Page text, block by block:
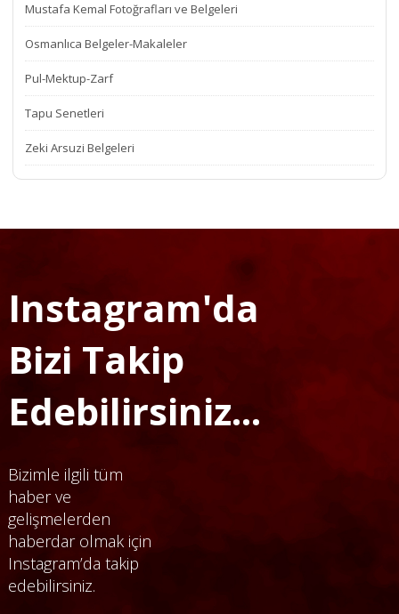
Mustafa Kemal Fotoğrafları ve Belgeleri
Osmanlıca Belgeler-Makaleler
Pul-Mektup-Zarf
Tapu Senetleri
Zeki Arsuzi Belgeleri
Instagram'da
Bizi Takip
Edebilirsiniz...
Bizimle ilgili tüm
haber ve
gelişmelerden
haberdar olmak için
Instagram’da takip
edebilirsiniz.